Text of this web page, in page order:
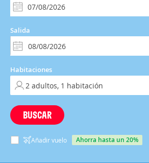
Salida
Habitaciones
BUSCAR
Añadir vuelo ahorra hasta un 20%